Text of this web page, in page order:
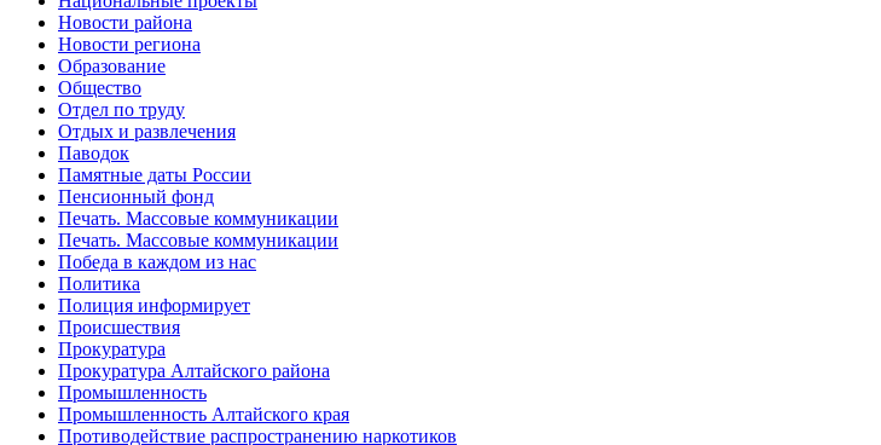
Новости района
Новости региона
Образование
Общество
Отдел по труду
Отдых и развлечения
Паводок
Памятные даты России
Пенсионный фонд
Печать. Массовые коммуникации
Печать. Массовые коммуникации
Победа в каждом из нас
Политика
Полиция информирует
Происшествия
Прокуратура
Прокуратура Алтайского района
Промышленность
Промышленность Алтайского края
Противодействие распространению наркотиков